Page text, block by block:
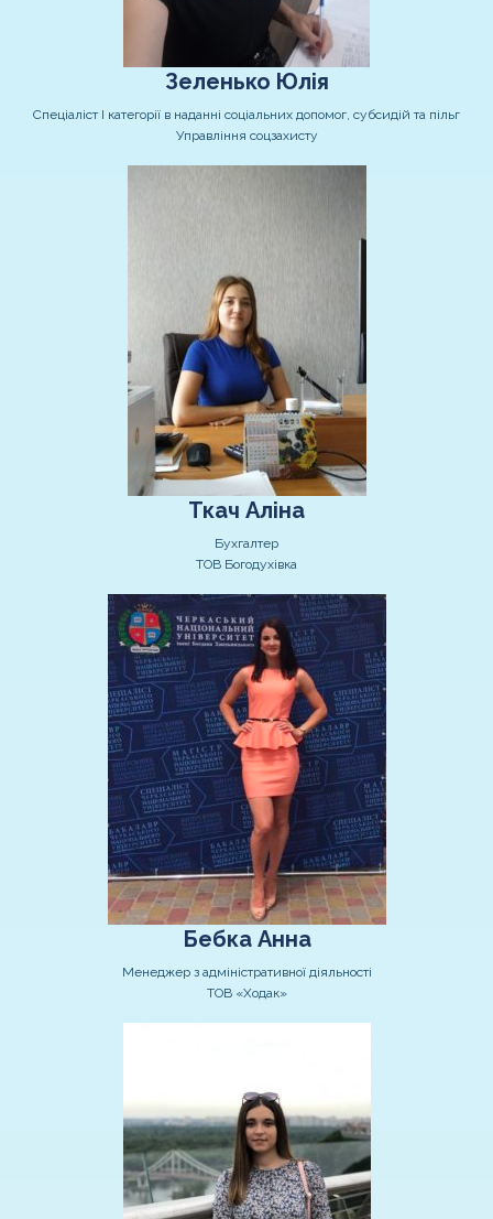
Зеленько Юлія
Спеціаліст І категорії в наданні соціальних допомог, субсидій та пільг
Управління соцзахисту
Ткач Аліна
Бухгалтер
ТОВ Богодухівка
Бебка Анна
Менеджер з адміністративної діяльності
ТОВ «Ходак»